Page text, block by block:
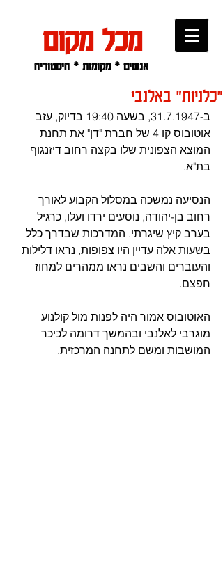
מכל מקום
אנשים * מקומות * היסטוריה
"כלניות" באלנבי
ב-31.7.1947, בשעה 19:40 בדיוק, עזב
אוטובוס קו 4 של חברת "דן" את תחנת
המוצא הצפונית שלו בקצה רחוב דיזנגוף
בת"א.
הנסיעה נמשכה במסלול הקבוע לאורך
רחוב בן-יהודה, נוסעים ירדו ועלו, כרגיל
בערב קיץ שיגרתי. המדרכות שבדרך כלל
בשעות אלה עדיין היו צפופות, נראו דלילות
והעוברים והשבים נראו ממהרים למחוז
חפצם.
האוטובוס אמור היה לפנות מול קולנוע
מוגרבי לאלנבי ובהמשך דרומה לכיכר
המושבות ומשם לתחנה המרכזית.